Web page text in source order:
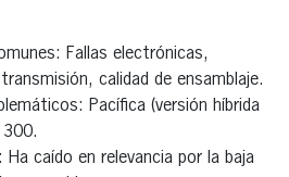
Fallas electrónicas,
calidad de ensamblaje.
Pacífica (versión híbrida
300.
Ha caído en relevancia por la baja